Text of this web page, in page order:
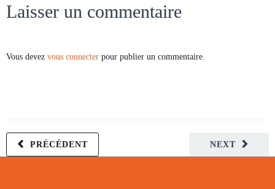
Laisser un commentaire
Vous devez vous connecter pour publier un commentaire.
NEXT
PRÉCÉDENT